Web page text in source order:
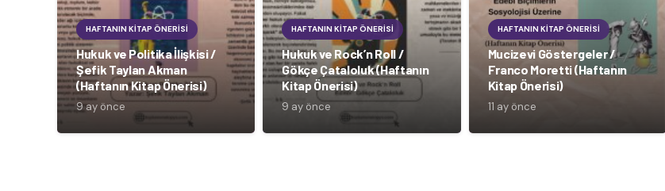
HAFTANIN KITAP ÖNERISI
Hukuk ve Politika İlişkisi /
Şefik Taylan Akman
(Haftanın Kitap Önerisi)
9 ay önce
HAFTANIN KITAP ÖNERISI
Hukuk ve Rock’n Roll /
Gökçe Çataloluk (Haftanın
Kitap Önerisi)
9 ay önce
HAFTANIN KITAP ÖNERISI
Mucizevi Göstergeler /
Franco Moretti (Haftanın
Kitap Önerisi)
11 ay önce